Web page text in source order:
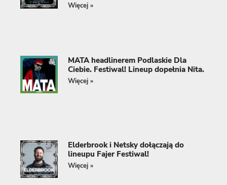
Więcej »
MATA headlinerem Podlaskie Dla
Ciebie. Festiwal! Lineup dopełnia Nita.
Więcej »
Elderbrook i Netsky dołączają do
lineupu Fajer Festiwal!
Więcej »